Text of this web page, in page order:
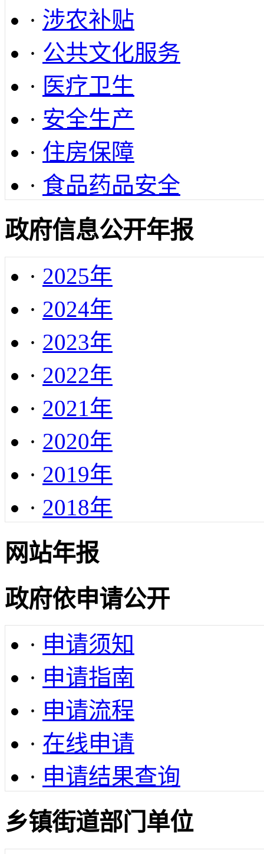
· 涉农补贴
· 公共文化服务
· 医疗卫生
· 安全生产
· 住房保障
· 食品药品安全
政府信息公开年报
· 2025年
· 2024年
· 2023年
· 2022年
· 2021年
· 2020年
· 2019年
· 2018年
网站年报
政府依申请公开
· 申请须知
· 申请指南
· 申请流程
· 在线申请
· 申请结果查询
乡镇街道部门单位